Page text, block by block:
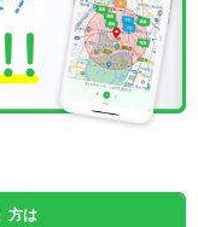
方は